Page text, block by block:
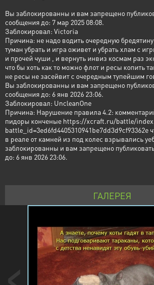
Вы заблокированны и вам запрещено
сообщения до: 7 мар 2025 08:08.
Заблокировал: Victoria
Причина: не надо водить очередную
туман убрать и игра оживет и убрать хлам с
и прочей чуши , и вернуть инвиз космам раз
что бы хоть как то можно флот и ресы копить
не ресы не засейвит с очередным тупейшим
Вы заблокированны и вам запрещено
сообщения до: 6 янв 2026 23:06.
Заблокировал: UncleanOne
Причина: Нарушение правила 4.2:
пидоры конченые https://xcraft.ru/battle/
battle_id=3ed6fd4405310941be7dd3d9cf93362e
в реале от камней из под колес взрывались
заблокированны и вам запрещено
до: 6 янв 2026 23:06.
ГАЛЕРЕЯ